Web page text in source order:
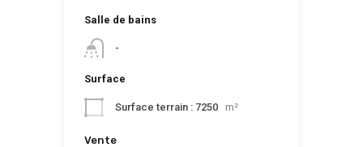
Salle de bains
-
Surface
Surface terrain : 7250 m²
Vente